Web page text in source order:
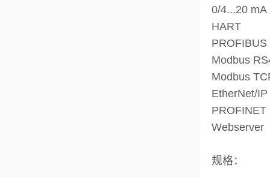
0/4...20 mA
HART
PROFIBUS
Modbus
Modbus
EtherNet/IP
PROFINET
Webserver
规格：